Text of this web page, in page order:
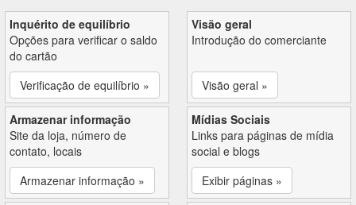
Inquérito de equilíbrio
Opções para verificar o saldo
do cartão
Verificação de equilíbrio »
Visão geral
Introdução do comerciante
Visão geral »
Armazenar informação
Site da loja, número de
contato, locais
Armazenar informação »
Mídias Sociais
Links para páginas de mídia
social e blogs
Exibir páginas »